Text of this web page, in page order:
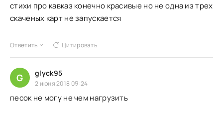
стихи про кавказ конечно красивые но не одна из трех
скаченых карт не запускается
Ответить Цитировать
G glyck95
2 июня 2018 09:24
песок не могу не чем нагрузить